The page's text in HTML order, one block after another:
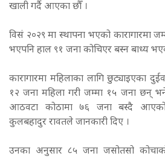
खाली गर्दै आएका छौँ ।
विसं २०२९ मा स्थापना भएको कारागारमा
भएपनि हाल ९१ जना कोचिएर बस्न बाध्य
कारागारमा महिलाका लागि छुट्याइएका
१२ जना महिला गरी जम्मा १५ जना छन्
आठवटा कोठामा ७६ जना बस्दै आएको
कुलबहादुर रावतले जानकारी दिए ।
उनका अनुसार ८५ जना जसोतसो